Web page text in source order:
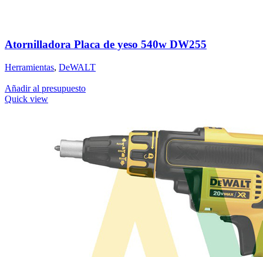
Atornilladora Placa de yeso 540w DW255
Herramientas, DeWALT
Añadir al presupuesto
Quick view